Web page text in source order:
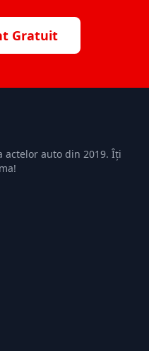
Gratuit
auto din 2019. Îți